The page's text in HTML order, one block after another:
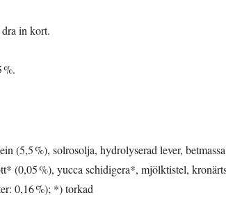
in kort.
%.
%), solrosolja, hydrolyserad lever,
%), yucca schidigera*, mjölktistel,
0,16 %); *) torkad